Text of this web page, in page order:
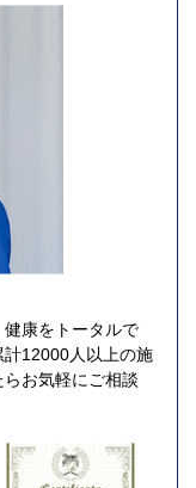
康をトータルで
12000人以上の施
お気軽にご相談